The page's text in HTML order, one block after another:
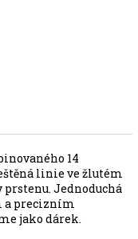
14
linie ve žlutém
prstenu. Jednoduchá
a precizním
jako dárek.